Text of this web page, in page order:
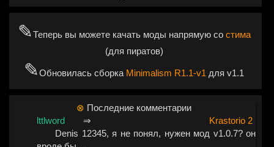
✎Теперь вы можете качать моды напрямую со стима
(для пиратов)
✎Обновилась сборка Minimalism R1.1-v1 для v1.1
⊗ Последние комментарии
lttlword
⇒
Krastorio 2
Denis 12345, я не понял, нужен мод v1.0.7? он